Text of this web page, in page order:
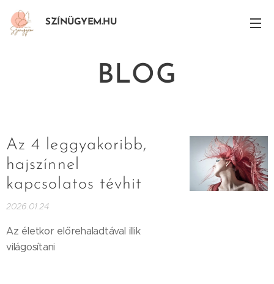
SZÍNÜGYEM.HU
BLOG
Az 4 leggyakoribb,
hajszínnel
kapcsolatos tévhit
2026.01.24
Az életkor előrehaladtával illik
világosítani